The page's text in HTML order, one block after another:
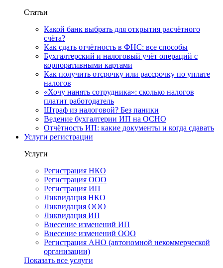
Статьи
Какой банк выбрать для открытия расчётного
счёта?
Как сдать отчётность в ФНС: все способы
Бухгалтерский и налоговый учёт операций с
корпоративными картами
Как получить отсрочку или рассрочку по уплате
налогов
«Хочу нанять сотрудника»: сколько налогов
платит работодатель
Штраф из налоговой? Без паники
Ведение бухгалтерии ИП на ОСНО
Отчётность ИП: какие документы и когда сдавать
Услуги регистрации
Услуги
Регистрация НКО
Регистрация ООО
Регистрация ИП
Ликвидация НКО
Ликвидация ООО
Ликвидация ИП
Внесение изменений ИП
Внесение изменений ООО
Регистрация АНО (автономной некоммерческой
организации)
Показать все услуги